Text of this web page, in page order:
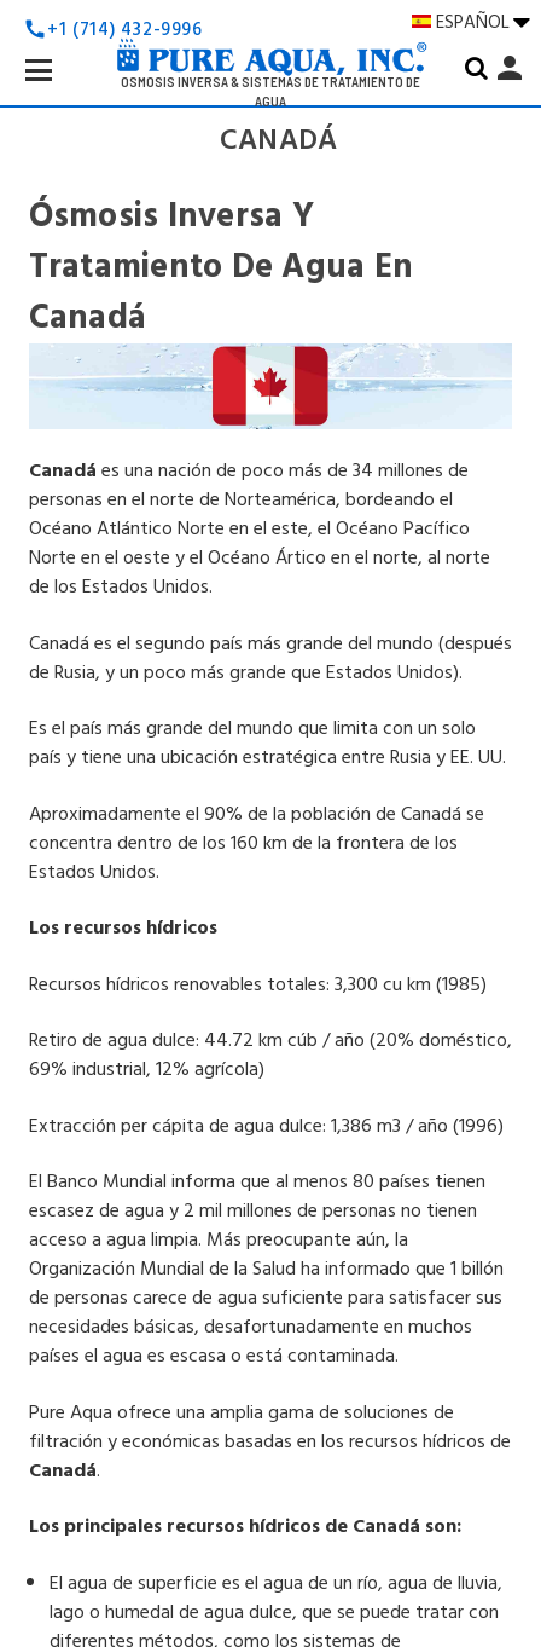
call+1 (714) 432-9996 ESPAÑOL
OSMOSIS INVERSA & SISTEMAS DE TRATAMIENTO DE
AGUA
Search
Keyword:
person
CANADÁ
Ósmosis Inversa Y
Tratamiento De Agua En
Canadá
Canadáes una nación de poco más de 34 millones de
personas en el norte de Norteamérica, bordeando el
Océano Atlántico Norte en el este, el Océano Pacífico
Norte en el oeste y el Océano Ártico en el norte, al norte
de los Estados Unidos.
Canadá es el segundo país más grande del mundo (después
de Rusia, y un poco más grande que Estados Unidos).
Es el país más grande del mundo que limita con un solo
país y tiene una ubicación estratégica entre Rusia y EE. UU.
Aproximadamente el 90% de la población de Canadá se
concentra dentro de los 160 km de la frontera de los
Estados Unidos.
Los recursos hídricos
Recursos hídricos renovables totales: 3,300 cu km (1985)
Retiro de agua dulce: 44.72 km cúb / año (20% doméstico,
69% industrial, 12% agrícola)
Extracción per cápita de agua dulce: 1,386 m3 / año (1996)
El Banco Mundial informa que al menos 80 países tienen
escasez de agua y 2 mil millones de personas no tienen
acceso a agua limpia. Más preocupante aún, la
Organización Mundial de la Salud ha informado que 1 billón
de personas carece de agua suficiente para satisfacer sus
necesidades básicas, desafortunadamente en muchos
países el agua es escasa o está contaminada.
Pure Aqua ofrece una amplia gama de soluciones de
filtración y económicas basadas en los recursos hídricos de
Canadá.
Los principales recursos hídricos de Canadá son:
El agua de superficie es el agua de un río, agua de lluvia,
lago o humedal de agua dulce, que se puede tratar con
diferentes métodos, como los sistemas de